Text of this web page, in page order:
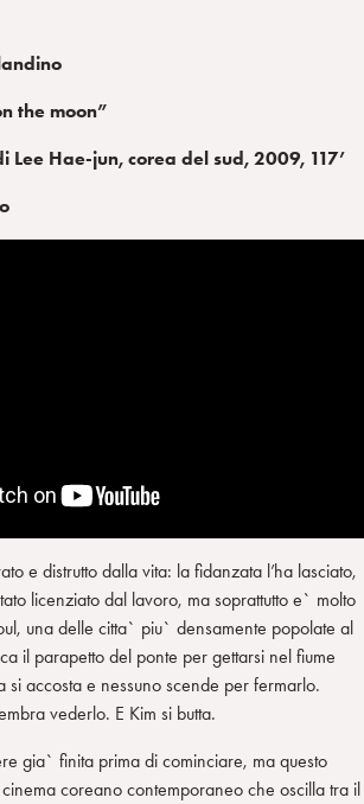
the moon”
Lee Hae-jun, corea del sud, 2009, 117’
e distrutto dalla vita: la fidanzata l’ha lasciato,
licenziato dal lavoro, ma soprattutto e` molto
una delle citta` piu` densamente popolate al
il parapetto del ponte per gettarsi nel fiume
si accosta e nessuno scende per fermarlo.
vederlo. E Kim si butta.
gia` finita prima di cominciare, ma questo
coreano contemporaneo che oscilla tra il